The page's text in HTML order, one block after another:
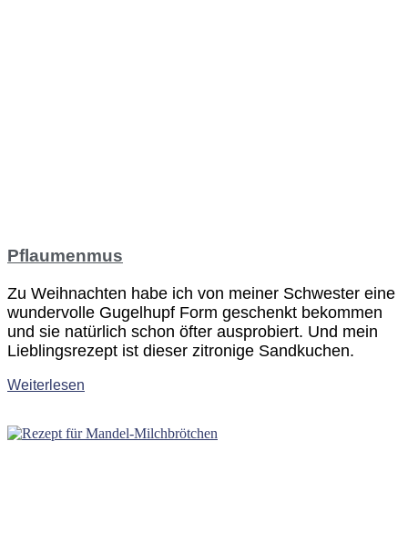
Pflaumenmus
Zu Weihnachten habe ich von meiner Schwester eine
wundervolle Gugelhupf Form geschenkt bekommen
und sie natürlich schon öfter ausprobiert. Und mein
Lieblingsrezept ist dieser zitronige Sandkuchen.
Weiterlesen